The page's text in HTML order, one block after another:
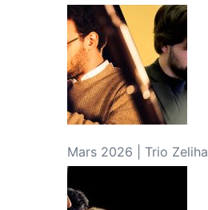
Mars 2026 | Trio Zeliha